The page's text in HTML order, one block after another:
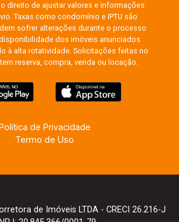
direito de ajustar valores e informações
Taxas como condomínio e IPTU são
sofrer alterações durante o processo
dos imóveis anunciados
à alta rotatividade. Solicitações feitas no
reserva, compra, venda ou locação.
de Privacidade
Termo de Uso
de Imóveis LTDA - CRECI 26.216-J